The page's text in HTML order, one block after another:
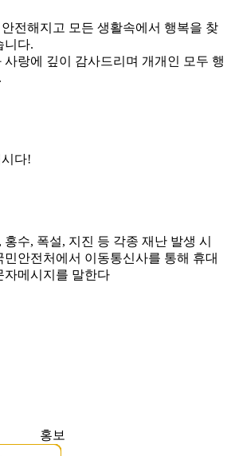
전해지고 모든 생활속에서 행복을 찾
니다.
랑에 깊이 감사드리며 개개인 모두 행
다!
수, 폭설, 지진 등 각종 재난 발생 시
안전처에서 이동통신사를 통해 휴대
자메시지를 말한다
홍보